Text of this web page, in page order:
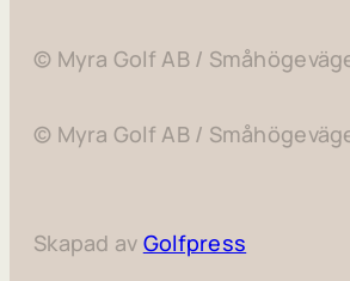
© Myra Golf AB /
© Myra Golf AB /
Skapad av Golfpress